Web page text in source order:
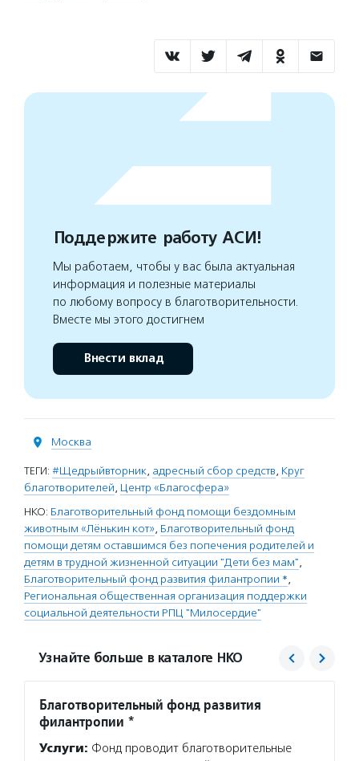
Поддержите работу АСИ!
Мы работаем, чтобы у вас была актуальная
информация и полезные материалы
по любому вопросу в благотворительности.
Вместе мы этого достигнем
Внести вклад
Москва
ТЕГИ: #Щедрыйвторник, адресный сбор средств, Круг
благотворителей, Центр «Благосфера»
НКО: Благотворительный фонд помощи бездомным
животным «Лёнькин кот», Благотворительный фонд
помощи детям оставшимся без попечения родителей и
детям в трудной жизненной ситуации "Дети без мам",
Благотворительный фонд развития филантропии *,
Региональная общественная организация поддержки
социальной деятельности РПЦ "Милосердие"
Узнайте больше в каталоге НКО
Благотворительный фонд развития
филантропии *
Услуги: Фонд проводит благотворительные